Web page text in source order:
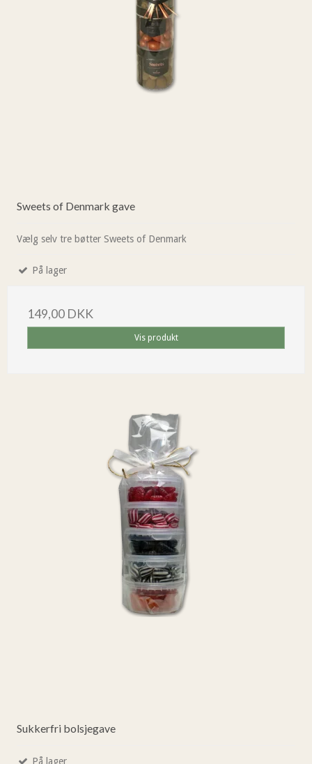
Sweets of Denmark gave
Vælg selv tre bøtter Sweets of Denmark
På lager
149,00 DKK
Vis produkt
Sukkerfri bolsjegave
På lager